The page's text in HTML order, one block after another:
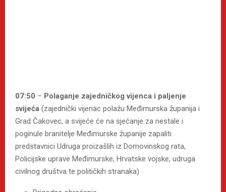
07:50 – Polaganje zajedničkog vijenca i paljenje
svijeća (zajednički vijenac polažu Međimurska županija i
Grad Čakovec, a svijeće će na sjećanje za nestale i
poginule branitelje Međimurske županije zapaliti
predstavnici Udruga proizašlih iz Domovinskog rata,
Policijske uprave Međimurske, Hrvatske vojske, udruga
civilnog društva te političkih stranaka)